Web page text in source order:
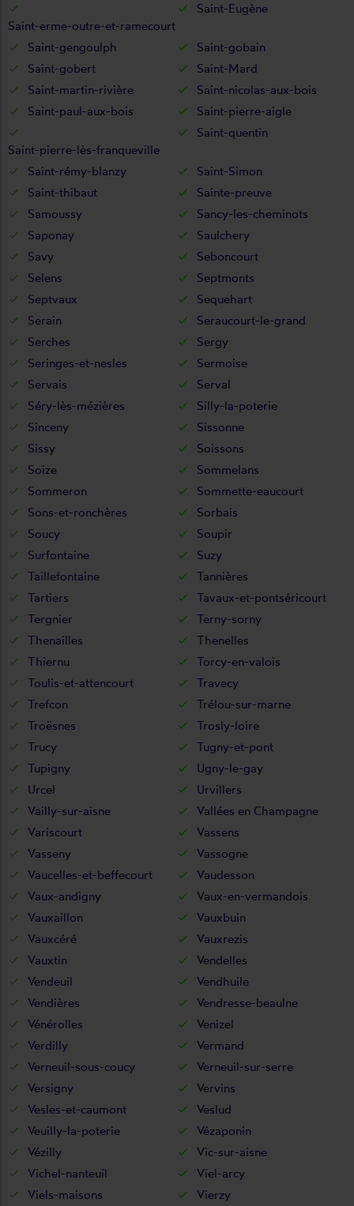
Saint-erme-outre-et-ramecourt
Saint-Eugène
Saint-gengoulph
Saint-gobain
Saint-gobert
Saint-Mard
Saint-martin-rivière
Saint-nicolas-aux-bois
Saint-paul-aux-bois
Saint-pierre-aigle
Saint-pierre-lès-franqueville
Saint-quentin
Saint-rémy-blanzy
Saint-Simon
Saint-thibaut
Sainte-preuve
Samoussy
Sancy-les-cheminots
Saponay
Saulchery
Savy
Seboncourt
Selens
Septmonts
Septvaux
Sequehart
Serain
Seraucourt-le-grand
Serches
Sergy
Seringes-et-nesles
Sermoise
Servais
Serval
Séry-lès-mézières
Silly-la-poterie
Sinceny
Sissonne
Sissy
Soissons
Soize
Sommelans
Sommeron
Sommette-eaucourt
Sons-et-ronchères
Sorbais
Soucy
Soupir
Surfontaine
Suzy
Taillefontaine
Tannières
Tartiers
Tavaux-et-pontséricourt
Tergnier
Terny-sorny
Thenailles
Thenelles
Thiernu
Torcy-en-valois
Toulis-et-attencourt
Travecy
Trefcon
Trélou-sur-marne
Troësnes
Trosly-loire
Trucy
Tugny-et-pont
Tupigny
Ugny-le-gay
Urcel
Urvillers
Vailly-sur-aisne
Vallées en Champagne
Variscourt
Vassens
Vasseny
Vassogne
Vaucelles-et-beffecourt
Vaudesson
Vaux-andigny
Vaux-en-vermandois
Vauxaillon
Vauxbuin
Vauxcéré
Vauxrezis
Vauxtin
Vendelles
Vendeuil
Vendhuile
Vendières
Vendresse-beaulne
Vénérolles
Venizel
Verdilly
Vermand
Verneuil-sous-coucy
Verneuil-sur-serre
Versigny
Vervins
Vesles-et-caumont
Veslud
Veuilly-la-poterie
Vézaponin
Vézilly
Vic-sur-aisne
Vichel-nanteuil
Viel-arcy
Viels-maisons
Vierzy